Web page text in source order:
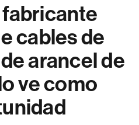
cables de
arancel de
ve como